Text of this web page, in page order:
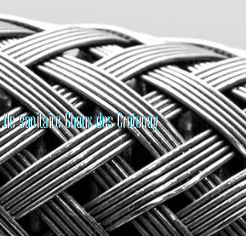
des cookies
sanitaire Chaux des Crotenay